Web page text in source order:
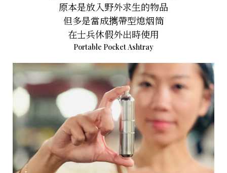
原本是放入野外求生的物品
但多是當成𢹂帶型熄烟筒
在士兵休假外出時使用
Portable Pocket Ashtray